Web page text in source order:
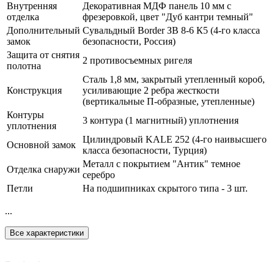
Внутренняя
отделка
Декоративная МДФ панель 10 мм с
фрезеровкой, цвет "Дуб кантри темный"
Дополнительный
замок
Сувальдный Border ЗВ 8-6 К5 (4-го класса
безопасности, Россия)
Защита от снятия
полотна
2 противосъемных ригеля
Конструкция
Сталь 1,8 мм, закрытый утепленный короб,
усиливающие 2 ребра жесткости
(вертикальные П-образные, утепленные)
Контуры
уплотнения
3 контура (1 магнитный) уплотнения
Основной замок
Цилиндровый KALE 252 (4-го наивысшего
класса безопасности, Турция)
Отделка снаружи
Металл с покрытием "Антик" темное
серебро
Петли
На подшипниках скрытого типа - 3 шт.
...
Все характеристики